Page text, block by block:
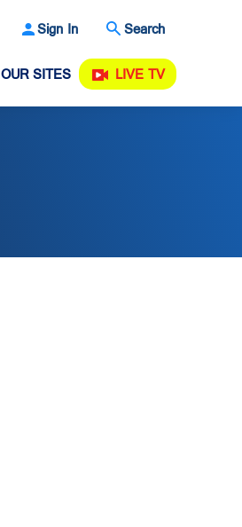
Sign In Search
OUR SITES LIVE TV